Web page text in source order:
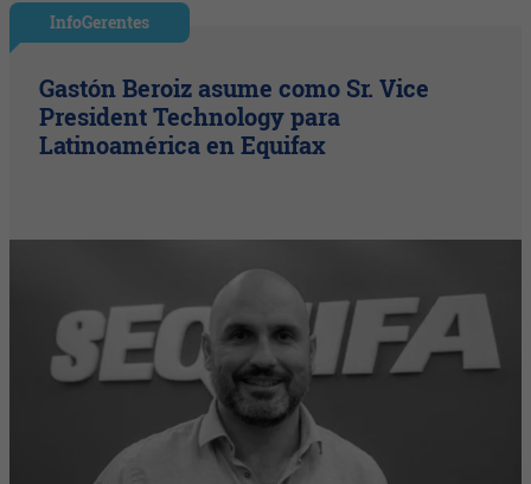
InfoGerentes
Gastón Beroiz asume como Sr. Vice
President Technology para
Latinoamérica en Equifax